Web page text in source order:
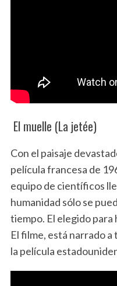
El muelle (La jetée)
Con el paisaje
película francesa de
equipo de científicos
humanidad sólo se
tiempo. El elegido para
El filme, está narrado
la película
S
e